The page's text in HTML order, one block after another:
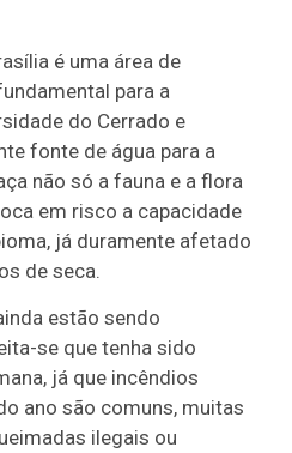
é uma área de
para a
do Cerrado e
fonte de água para a
não só a fauna e a flora
em risco a capacidade
já duramente afetado
de seca.
estão sendo
se que tenha sido
já que incêndios
ano são comuns, muitas
ilegais ou